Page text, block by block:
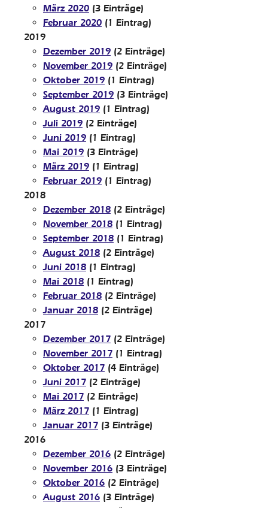
März 2020 (3 Einträge)
Februar 2020 (1 Eintrag)
2019
Dezember 2019 (2 Einträge)
November 2019 (2 Einträge)
Oktober 2019 (1 Eintrag)
September 2019 (3 Einträge)
August 2019 (1 Eintrag)
Juli 2019 (2 Einträge)
Juni 2019 (1 Eintrag)
Mai 2019 (3 Einträge)
März 2019 (1 Eintrag)
Februar 2019 (1 Eintrag)
2018
Dezember 2018 (2 Einträge)
November 2018 (1 Eintrag)
September 2018 (1 Eintrag)
August 2018 (2 Einträge)
Juni 2018 (1 Eintrag)
Mai 2018 (1 Eintrag)
Februar 2018 (2 Einträge)
Januar 2018 (2 Einträge)
2017
Dezember 2017 (2 Einträge)
November 2017 (1 Eintrag)
Oktober 2017 (4 Einträge)
Juni 2017 (2 Einträge)
Mai 2017 (2 Einträge)
März 2017 (1 Eintrag)
Januar 2017 (3 Einträge)
2016
Dezember 2016 (2 Einträge)
November 2016 (3 Einträge)
Oktober 2016 (2 Einträge)
August 2016 (3 Einträge)